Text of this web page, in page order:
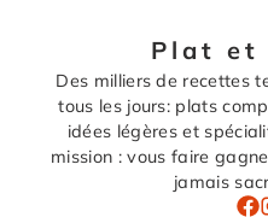
Plat et
Des milliers de recettes
tous les jours: plats
idées légères et
mission : vous faire
jamais